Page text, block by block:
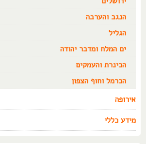
הנגב והערבה
הגליל
ים המלח ומדבר יהודה
הכינרת והעמקים
הכרמל וחוף הצפון
אירופה
מידע כללי